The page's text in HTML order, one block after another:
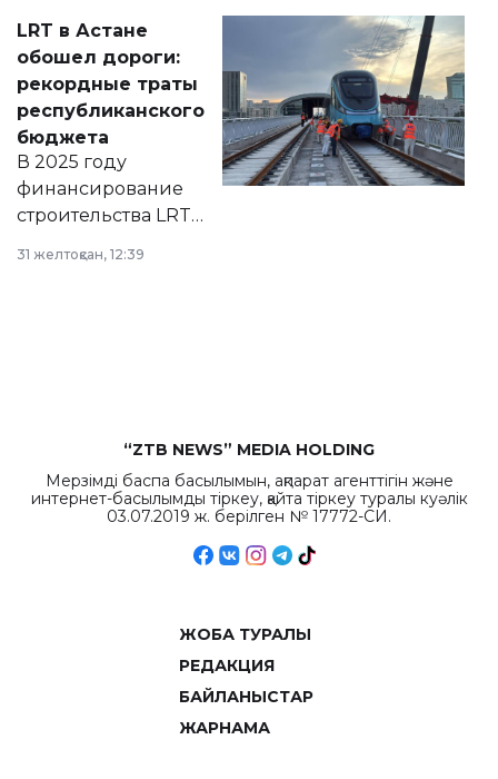
документ
появился в базе
нормативных
правовых актов и
на сайте маслихат
города.
LRT в Астане
обошел дороги:
рекордные траты
республиканского
бюджета
В 2025 году
финансирование
строительства LRT
республиканского
31 желтоқсан, 12:39
“ZTB NEWS” MEDIA HOLDING
Мерзімді баспа басылымын, ақпарат агенттігін және
интернет-басылымды тіркеу, қайта тіркеу туралы куәлік
03.07.2019 ж. берілген № 17772-СИ.
ЖОБА ТУРАЛЫ
РЕДАКЦИЯ
БАЙЛАНЫСТАР
ЖАРНАМА